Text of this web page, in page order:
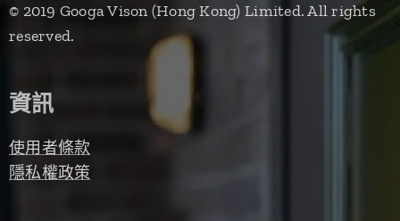
© 2019 Googa Vison (Hong Kong) Limited. All rights
reserved.
資訊
使用者條款
隱私權政策